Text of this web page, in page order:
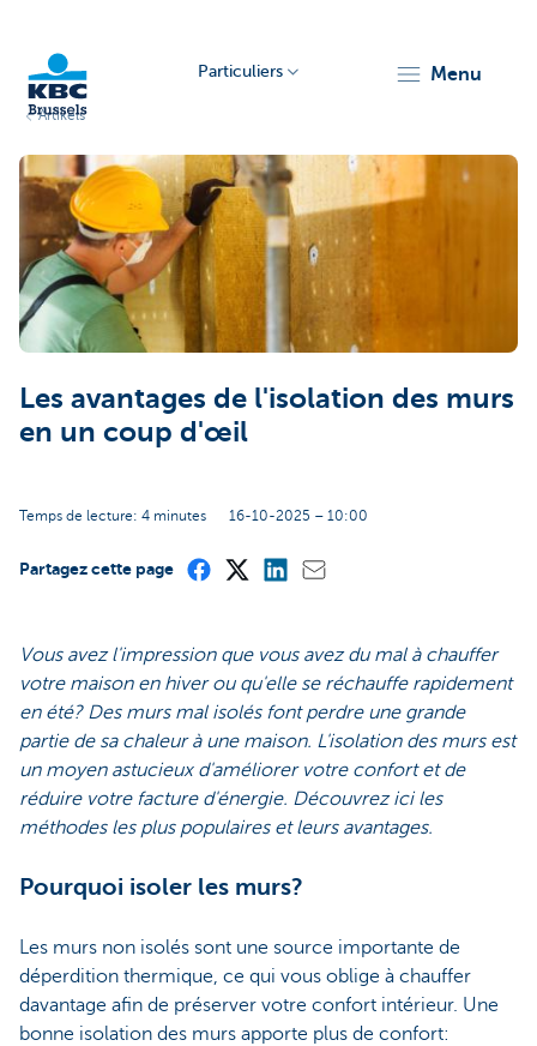
Brussels
Particuliers menu
Artikels
Les avantages de l'isolation des murs
en un coup d'œil
Temps de lecture: 4 minutes 16-10-2025 – 10:00
Partagez cette page
Vous avez l'impression que vous avez du mal à chauffer
votre maison en hiver ou qu'elle se réchauffe rapidement
en été? Des murs mal isolés font perdre une grande
partie de sa chaleur à une maison. L'isolation des murs est
un moyen astucieux d'améliorer votre confort et de
réduire votre facture d'énergie. Découvrez ici les
méthodes les plus populaires et leurs avantages.
Pourquoi isoler les murs?
Les murs non isolés sont une source importante de
déperdition thermique, ce qui vous oblige à chauffer
davantage afin de préserver votre confort intérieur. Une
bonne isolation des murs apporte plus de confort: